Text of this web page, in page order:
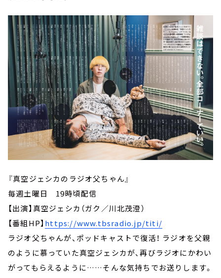
『真空ジェシカのラジオ父ちゃん』
毎週土曜日 19時頃配信
【出演】真空ジェシカ（ガク／川北茂澄）
【番組HP】 https://www.tbsradio.jp/titi/
ラジオ父ちゃんが、ポッドキャストで復活！ ラジオを父親
のように慕っていた真空ジェシカが、再びラジオにかわい
がってもらえるように……そんな気持ちでお送りします。